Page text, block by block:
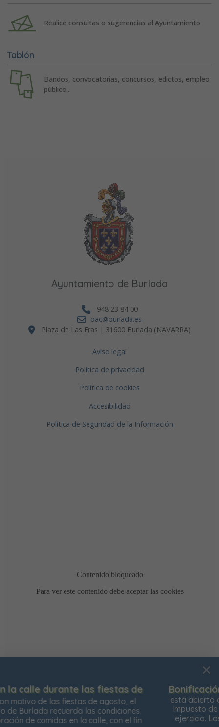
está abierto el plazo para solicitar la bonificación del
Impuesto de Contribución Territorial para el próximo
ejercicio. Las personas propietarias de su vivienda
habitual
Realice consultas o sugerencias al Ayuntamiento
Tablón
Bandos, convocatorias, concursos, edictos, empleo
público...
Ayuntamiento de Burlada
948 23 84 00
oac@burlada.es
Plaza de Las Eras | 31600 Burlada (NAVARRA)
Aviso legal
Política de privacidad
Política de cookies
Accesibilidad
Política de Seguridad de la Información
Usamos cookies para mejorar su experiencia de
navegación en nuestra web, para mostrarle contenidos
personalizados y analizar el tráfico de nuestra web.